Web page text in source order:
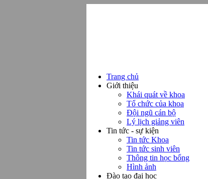
Trang chủ
Giới thiệu
Khái quát về khoa
Tổ chức của khoa
Đội ngũ cán bộ
Lý lịch giảng viên
Tin tức - sự kiện
Tin tức Khoa
Tin tức sinh viên
Thông tin học bổng
Hình ảnh
Đào tạo đại học